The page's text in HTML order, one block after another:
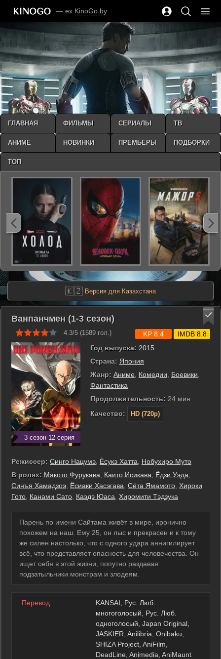
— ex KinoGo.by
🇰🇿 Версия для Казахстана
Ванпанчмен (1-3 сезон)
4.3/5 (1589 гол.)
3 сезон 12 серия
Год выпуска: 2015
Страна: Япония
Жанр: Аниме Комедии Боевики
Фантастика
Продолжительность: 24 мин
Качество:
HD (720p)
KP 8.4 IMDB 8.8
Режиссер: Синго Нацумэ Ёсукэ Хатта
Нобухиро Муто
В ролях: Макото Фурукава Каито Исикава Ёдзи Уэда
Синъя Хамадзоэ Ёсиаки Хасэгава Сёта Ямамото Хироки
Гото Канами Сато Каэдэ Юаса Хиромити Тэдзука
Парень по имени Сайтама живёт в мире, иронично
похожем на наш. Ему 25, он лыс и прекрасен и к тому
же силен настолько, что с одного удара аннигилирует
всё, что представляет опасность для человечества. Он
ищет себя в этой жизни, попутно раздавая
подзатыльники монстрам и злодеям.
Перевод:
KANSAI, Рус. Люб.
многоголосый, Рус. Люб.
одноголосый, Japan Original,
JASKIER, Anilibria, Onibaku,
SHIZA Project, AniFilm,
DeadLine, Animedia, AniMaunt
ГЛАВНАЯ ФИЛЬМЫ СЕРИАЛЫ ТВ
АНИМЕ НОВИНКИ ПРЕМЬЕРЫ ПОДБОРКИ
ТОП